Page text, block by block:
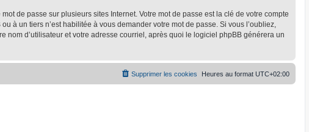
de passe sur plusieurs sites Internet. Votre mot de passe est la clé de votre compte
à un tiers n’est habilitée à vous demander votre mot de passe. Si vous l’oubliez,
d’utilisateur et votre adresse courriel, après quoi le logiciel phpBB générera un
Heures au format UTC+02:00
Supprimer les cookies